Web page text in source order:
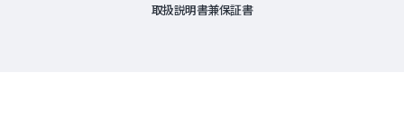
取扱説明書兼保証書